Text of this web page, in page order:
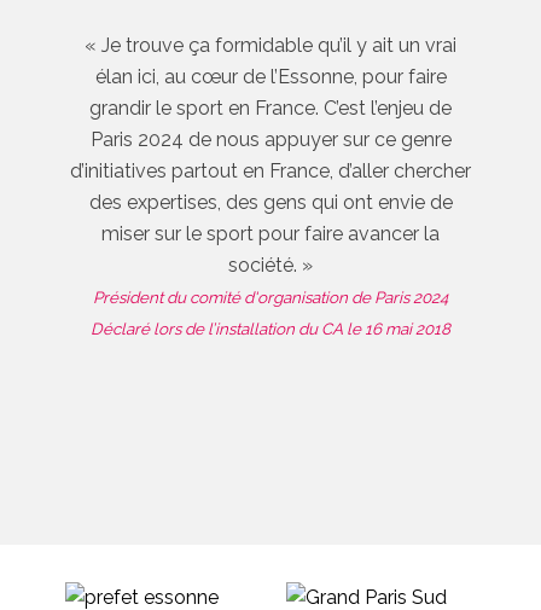
« Je trouve ça formidable qu’il y ait un vrai
élan ici, au cœur de l’Essonne, pour faire
grandir le sport en France. C’est l’enjeu de
Paris 2024 de nous appuyer sur ce genre
d’initiatives partout en France, d’aller chercher
des expertises, des gens qui ont envie de
miser sur le sport pour faire avancer la
société. »
Président du comité d'organisation de Paris 2024
Déclaré lors de l’installation du CA le 16 mai 2018